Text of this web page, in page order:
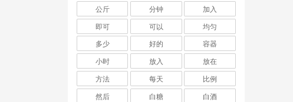
公斤
分钟
加入
即可
可以
均匀
多少
好的
容器
小时
放入
放在
方法
每天
比例
然后
白糖
白酒